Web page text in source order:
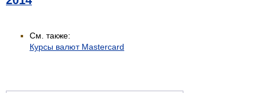
См. также:
Курсы валют Mastercard